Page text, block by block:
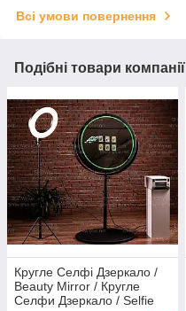
Всі умови повернення
Подібні товари компанії
Кругле Селфі Дзеркало /
Beauty Mirror / Кругле
Селфи Дзеркало / Selfie